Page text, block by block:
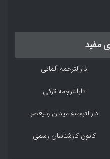
مفید
دارالترجمه آلمانی
دارالترجمه ترکی
دارالترجمه میدان ولیعصر
کانون کارشناسان رسمی